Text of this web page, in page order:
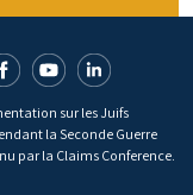
sur les Juifs
la Seconde Guerre
par la Claims Conference.